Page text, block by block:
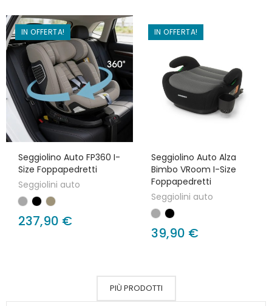
IN OFFERTA!
Seggiolino Auto FP360 I-
Size Foppapedretti
Seggiolini auto
237,90 €
IN OFFERTA!
Seggiolino Auto Alza
Bimbo VRoom I-Size
Foppapedretti
Seggiolini auto
39,90 €
PIÙ PRODOTTI